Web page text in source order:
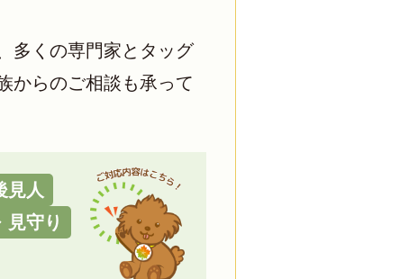
多くの専門家とタッグ
からのご相談も承って
見人
見守り